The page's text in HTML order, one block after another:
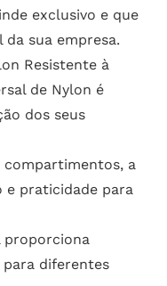
exclusivo e que
sua empresa.
Resistente à
de Nylon é
dos seus
compartimentos, a
e praticidade para
proporciona
diferentes